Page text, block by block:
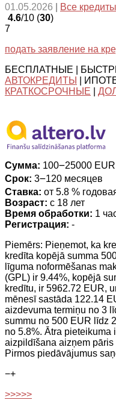
01.05.2026 Все
4.6/10 (30)
7
подать заявление на
БЕСПЛАТНЫЕ |
АВТОКРЕДИТЫ
|
КРАТКОСРОЧНЫЕ
Сумма: 100౼25000 EUR
Срок: 3౼120 месяцев
Ставка: от 5.8 %
Возраст: с 18 лет
Время обработки: 1
Регистрация: -
Piemērs: Pieņemot, ka
kredīta kopējā summa
līguma noformēšanas
(GPL) ir 9.44%, kopējā
kredītu, ir 5962.72 EUR,
mēnesī sastāda 122.14
aizdevuma termiņu no 3
summu no 500 EUR līdz
no 5.8%. Ātra pieteikuma
aizpildīšana aizņem
Pirmos piedāvājumus
−+
>>>>>